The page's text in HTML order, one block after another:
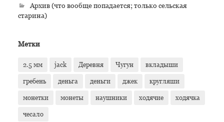
Архив (что вообще попадается; только сельская
старина)
Метки
2.5 мм jack Деревня Чугун вкладыши
гребень деньга деньги джек кругляши
монетки монеты наушники ходячие ходячка
чесало